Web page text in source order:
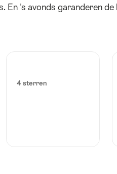
En 's avonds garanderen
4 sterren